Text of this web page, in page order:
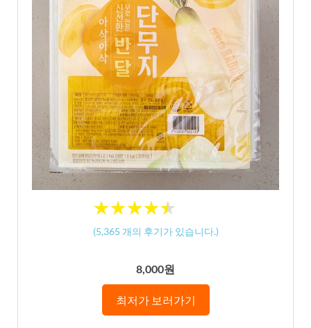
★★★★★
★★★★★
(5,365 개의 후기가 있습니다.)
8,000원
최저가 보러가기